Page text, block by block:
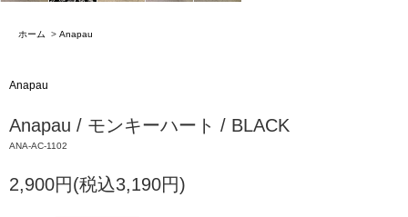
ホーム > Anapau
Anapau
Anapau / モンキーハート / BLACK
ANA-AC-1102
2,900円(税込3,190円)